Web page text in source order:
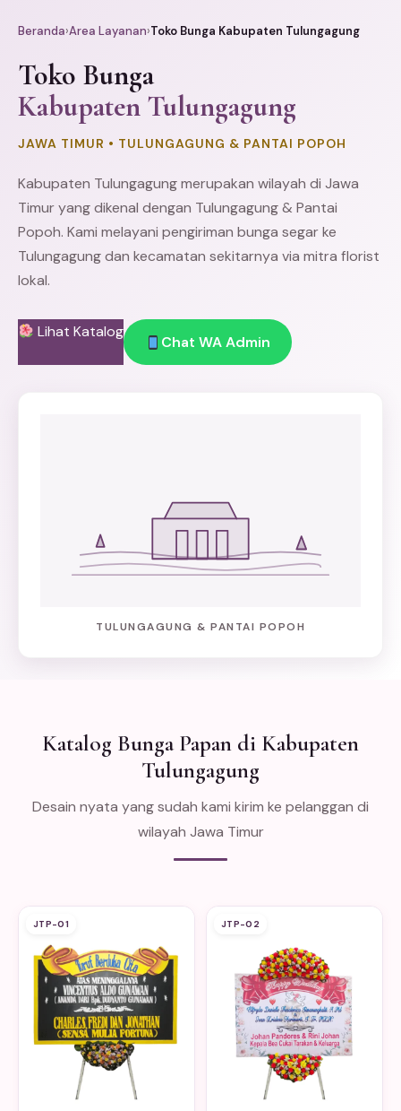
Beranda›Area Layanan›Toko Bunga Kabupaten Tulungagung
Toko Bunga
Kabupaten Tulungagung
JAWA TIMUR • TULUNGAGUNG & PANTAI POPOH
Kabupaten Tulungagung merupakan wilayah di Jawa
Timur yang dikenal dengan Tulungagung & Pantai
Popoh. Kami melayani pengiriman bunga segar ke
Tulungagung dan kecamatan sekitarnya via mitra florist
lokal.
Lihat Katalog
Chat WA Admin
TULUNGAGUNG & PANTAI POPOH
Katalog Bunga Papan di Kabupaten
Tulungagung
Desain nyata yang sudah kami kirim ke pelanggan di
wilayah Jawa Timur
JTP-01 JTP-02